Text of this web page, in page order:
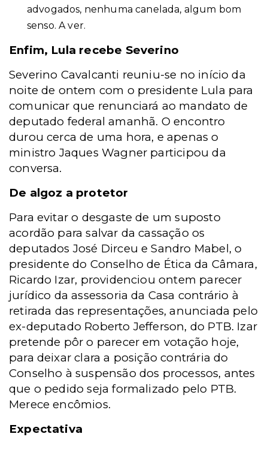
advogados, nenhuma canelada, algum bom
senso. A ver.
Enfim, Lula recebe Severino
Severino Cavalcanti reuniu-se no início da
noite de ontem com o presidente Lula para
comunicar que renunciará ao mandato de
deputado federal amanhã. O encontro
durou cerca de uma hora, e apenas o
ministro Jaques Wagner participou da
conversa.
De algoz a protetor
Para evitar o desgaste de um suposto
acordão para salvar da cassação os
deputados José Dirceu e Sandro Mabel, o
presidente do Conselho de Ética da Câmara,
Ricardo Izar, providenciou ontem parecer
jurídico da assessoria da Casa contrário à
retirada das representações, anunciada pelo
ex-deputado Roberto Jefferson, do PTB. Izar
pretende pôr o parecer em votação hoje,
para deixar clara a posição contrária do
Conselho à suspensão dos processos, antes
que o pedido seja formalizado pelo PTB.
Merece encômios.
Expectativa